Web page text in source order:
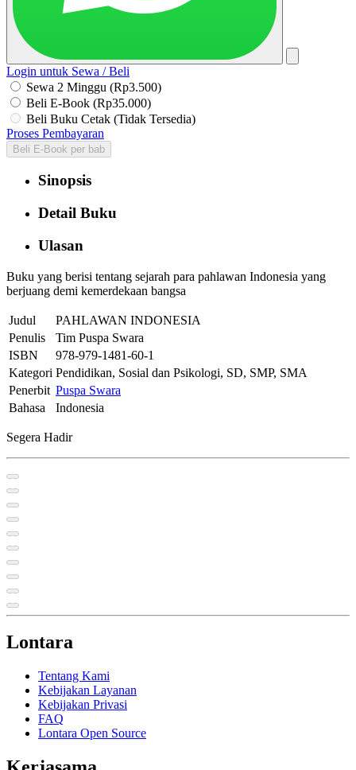
Login untuk Sewa / Beli
Sewa 2 Minggu (Rp3.500)
Beli E-Book (Rp35.000)
Beli Buku Cetak (Tidak Tersedia)
Proses Pembayaran
Beli E-Book per bab
Sinopsis
Detail Buku
Ulasan
Buku yang berisi tentang sejarah para pahlawan Indonesia yang
berjuang demi kemerdekaan bangsa
Judul
PAHLAWAN INDONESIA
Penulis
Tim Puspa Swara
ISBN
978-979-1481-60-1
Kategori Pendidikan, Sosial dan Psikologi, SD, SMP, SMA
Penerbit Puspa Swara
Bahasa
Indonesia
Segera Hadir
Lontara
Tentang Kami
Kebijakan Layanan
Kebijakan Privasi
FAQ
Lontara Open Source